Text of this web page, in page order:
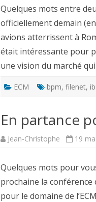
Quelques mots entre
officiellement demain
avions atterrissent à
était intéressante pour
une vision du marché
ECM bpm, filenet,
En partance
Jean-Christophe 19
Quelques mots pour
prochaine la conférence
pour le domaine de